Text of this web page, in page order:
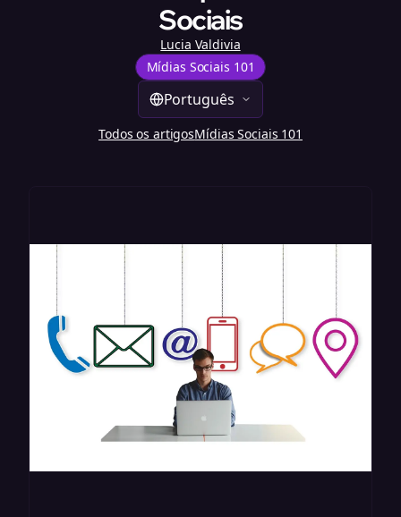
Sociais
Lucia Valdivia
Mídias Sociais 101
Português
Todos os artigosMídias Sociais 101